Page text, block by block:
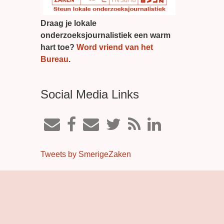
Draag je lokale
onderzoeksjournalistiek een warm
hart toe? Word vriend van het
Bureau.
Social Media Links
Tweets by SmerigeZaken